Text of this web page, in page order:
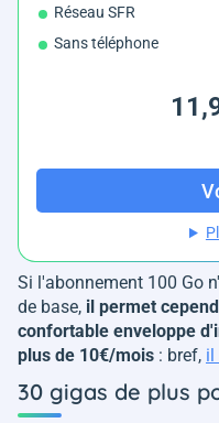
Réseau SFR
Sans téléphone
Si l'abonnement 100 Go
de base, il permet
confortable enveloppe
plus de 10€/mois : bref, il
30 gigas de plus